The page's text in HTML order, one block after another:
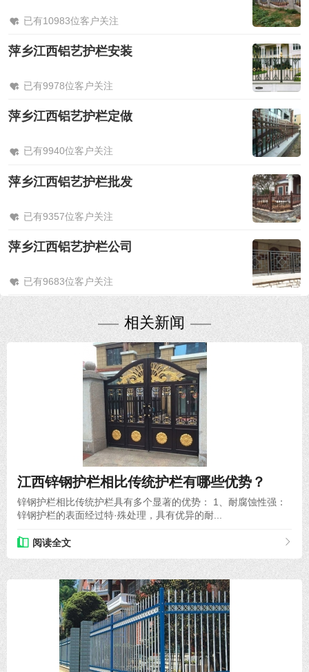
已有10983位客户关注
萍乡江西铝艺护栏安装
已有9978位客户关注
萍乡江西铝艺护栏定做
已有9940位客户关注
萍乡江西铝艺护栏批发
已有9357位客户关注
萍乡江西铝艺护栏公司
已有9683位客户关注
相关新闻
江西锌钢护栏相比传统护栏有哪些优势？
锌钢护栏相比传统护栏具有多个显著的优势： 1、耐腐蚀性强：
锌钢护栏的表面经过特·殊处理，具有优异的耐...
阅读全文